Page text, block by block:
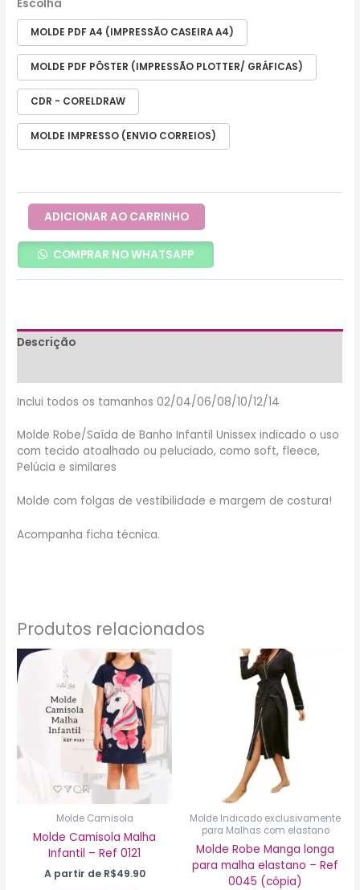
Escolha
MOLDE PDF A4 (IMPRESSÃO CASEIRA A4)
MOLDE PDF PÔSTER (IMPRESSÃO PLOTTER/ GRÁFICAS)
CDR - CORELDRAW
MOLDE IMPRESSO (ENVIO CORREIOS)
ADICIONAR AO CARRINHO
COMPRAR NO WHATSAPP
Descrição
Inclui todos os tamanhos 02/04/06/08/10/12/14
Molde Robe/Saída de Banho Infantil Unissex indicado o uso
com tecido atoalhado ou peluciado, como soft, fleece,
Pelúcia e similares
Molde com folgas de vestibilidade e margem de costura!
Acompanha ficha técnica.
Produtos relacionados
Molde Camisola
Molde Camisola Malha
Infantil – Ref 0121
A partir de R$49.90
Este
produto
tem
várias
variantes.
As
opções
podem
ser
escolhidas
página
do
Molde Indicado exclusivamente
para Malhas com elastano
Molde Robe Manga longa
para malha elastano – Ref
0045 (cópia)
na
página
do
produto